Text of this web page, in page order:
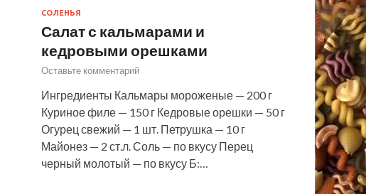
СОЛЕНЬЯ
Салат с кальмарами и
кедровыми орешками
Оставьте комментарий
Ингредиенты Кальмары мороженые — 200 г
Куриное филе — 150 г Кедровые орешки — 50 г
Огурец свежий — 1 шт. Петрушка — 10 г
Майонез — 2 ст.л. Соль — по вкусу Перец
черный молотый — по вкусу Б:…